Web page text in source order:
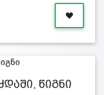
წიგნი